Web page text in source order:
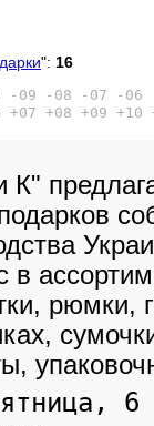
": 16
-09 -08 -07 -06
+07 +08 +09 +10
рюмки,